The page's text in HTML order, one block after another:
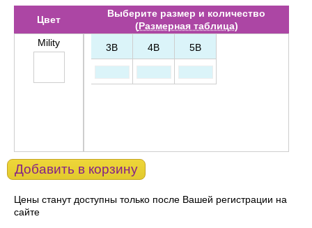
Цвет
Выберите размер и количество
(Размерная таблица)
Mility
3B 4B 5B
Добавить в корзину
Цены станут доступны только после Вашей регистрации на
сайте